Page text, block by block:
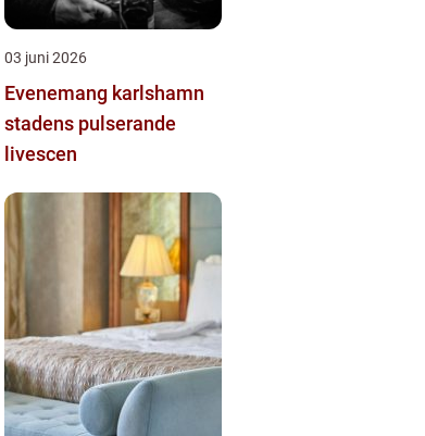
03 juni 2026
Evenemang karlshamn
stadens pulserande
livescen